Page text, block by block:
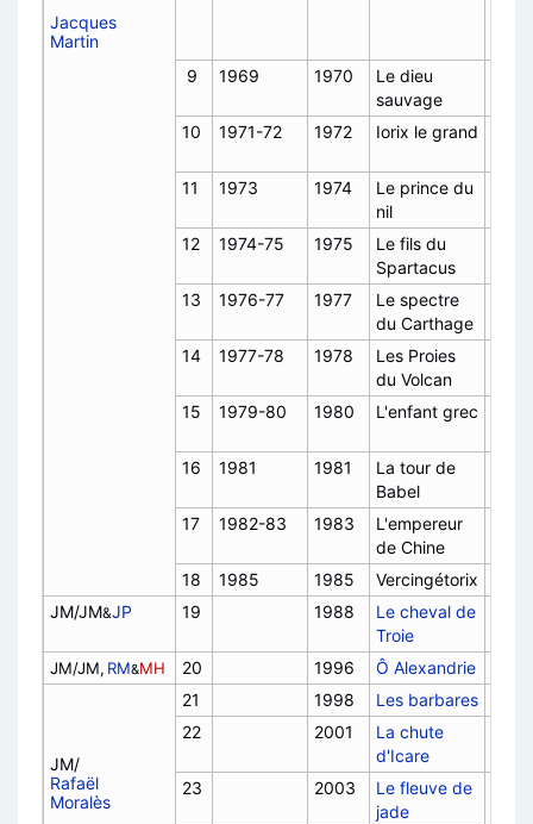
Jacques
Martin
9 1969 1970
Le dieu
sauvage
10
1971-72 1972 Iorix le grand
11
1973 1974
Le prince du
nil
12
1974-75 1975
Le fils du
Spartacus
13
1976-77 1977
Le spectre
du Carthage
14
1977-78 1978
Les Proies
du Volcan
15
1979-80 1980 L'enfant grec
16
1981 1981
La tour de
Babel
17 1982-83 1983
L'empereur
de Chine
18
1985 1985 Vercingétorix
JM/JM&JP 19 1988
Le cheval de
Troie
JM/JM, RM&MH 20 1996 Ô Alexandrie
JM/
Rafaël
Moralès
21 1998
Les barbares
22
2001
La chute
d'Icare
23
2003
Le fleuve de
jade